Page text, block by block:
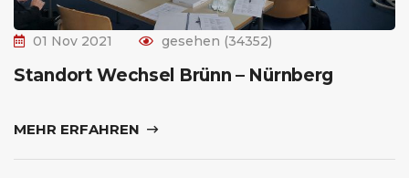
01 Nov 2021 gesehen (34352)
Standort Wechsel Brünn – Nürnberg
MEHR ERFAHREN